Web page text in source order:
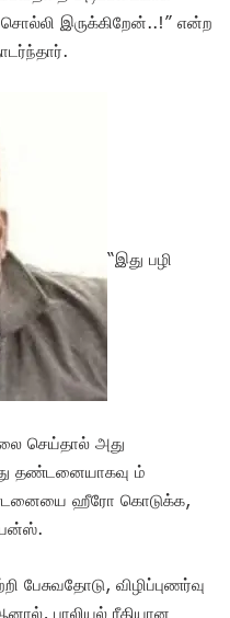
இருக்கிறேன்..!” என்ற
“இது பழி
செய்தால் அது
தண்டனையாகவு ம்
ஹீரோ கொடுக்க,
விழிப்புணர்வு
பாலியல் ரீதியான